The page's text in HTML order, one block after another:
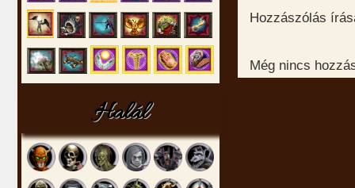
Halál
Hozzászólás
Még nincs